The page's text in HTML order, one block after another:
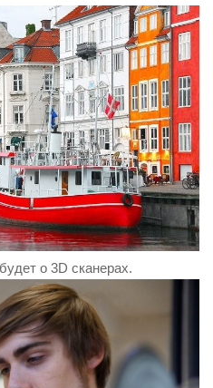
о 3D сканерах.